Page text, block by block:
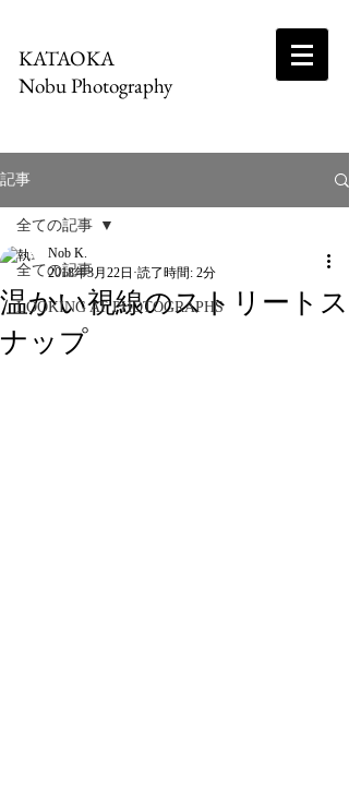
KATAOKA
Nobu Photography
記事
全ての記事
LOOKING AT PHOTOGRAPHS
全ての記事
温かい視線のストリートス
ナップ
Nob K.
2018年3月22日 読了時間: 2分